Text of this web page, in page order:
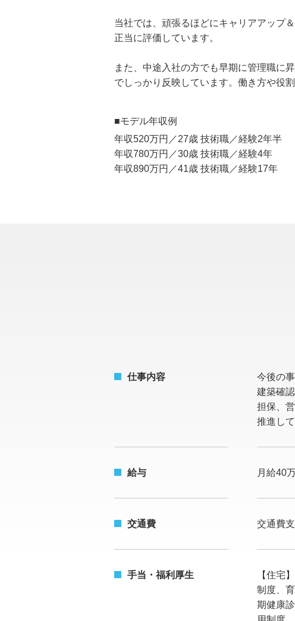
当社では、頑張るほどにキャリアアップ
正当に評価しています。
また、中途入社の方でも早期に管理職に
でしっかり反映しています。働き方や役
■モデル年収例
年収520万円／27歳 技術職／経験2年半
年収780万円／30歳 技術職／経験4年
年収890万円／41歳 技術職／経験17年
仕事内容
今後の
建築確
担保、
推進し
給与 月給40
交通費 交通費
手当・福利厚生
【住宅
制度、
期健康